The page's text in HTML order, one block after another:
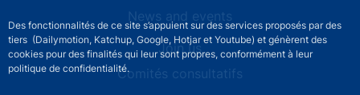
Des fonctionnalités de ce site s’appuient sur des services proposés par des
tiers (Dailymotion, Katchup, Google, Hotjar et Youtube) et génèrent des
cookies pour des finalités qui leur sont propres, conformément à leur
politique de confidentialité.
News and events
Join us
Comités consultatifs